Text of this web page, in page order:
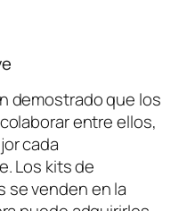
demostrado que los
entre ellos,
cada
Los kits de
se venden en la